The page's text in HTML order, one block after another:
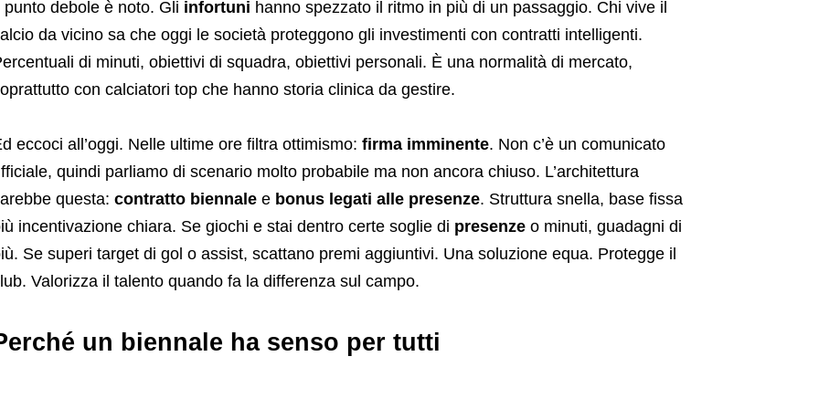
punto debole è noto. Gli infortuni hanno spezzato il ritmo in più di un passaggio. Chi vive il
da vicino sa che oggi le società proteggono gli investimenti con contratti intelligenti.
di minuti, obiettivi di squadra, obiettivi personali. È una normalità di mercato,
con calciatori top che hanno storia clinica da gestire.
eccoci all’oggi. Nelle ultime ore filtra ottimismo: firma imminente. Non c’è un comunicato
quindi parliamo di scenario molto probabile ma non ancora chiuso. L’architettura
questa: contratto biennalee bonus legati alle presenze. Struttura snella, base fissa
incentivazione chiara. Se giochi e stai dentro certe soglie di presenzeo minuti, guadagni di
Se superi target di gol o assist, scattano premi aggiuntivi. Una soluzione equa. Protegge il
Valorizza il talento quando fa la differenza sul campo.
un biennale ha senso per tutti